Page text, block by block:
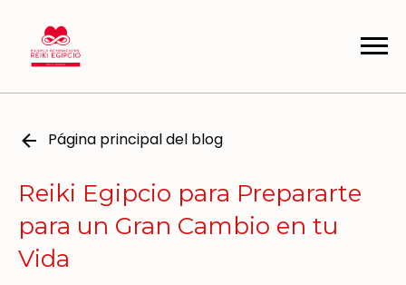
Página principal del blog
Reiki Egipcio para Prepararte
para un Gran Cambio en tu
Vida